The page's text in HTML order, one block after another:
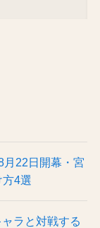
月22日開幕・宮
4選
ラと対戦する